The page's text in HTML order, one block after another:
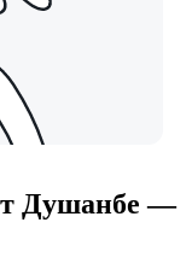
Душанбе —